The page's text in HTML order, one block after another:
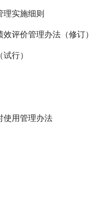
实施细则
评价管理办法（修订）
行）
使用管理办法